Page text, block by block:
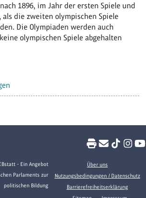
1896, im Jahr der ersten Spiele und
als die zweiten olympischen Spiele
Die Olympiaden werden auch
olympischen Spiele abgehalten
- Ein Angebot
Parlaments zur
politischen Bildung
Über uns
Nutzungsbedingungen / Datenschutz
Barrierefreiheitserklärung